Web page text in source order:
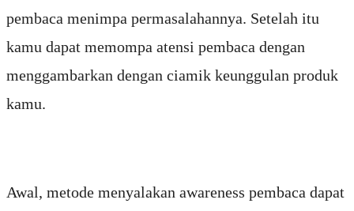
pembaca menimpa permasalahannya. Setelah itu
kamu dapat memompa atensi pembaca dengan
menggambarkan dengan ciamik keunggulan produk
kamu.
Awal, metode menyalakan awareness pembaca dapat